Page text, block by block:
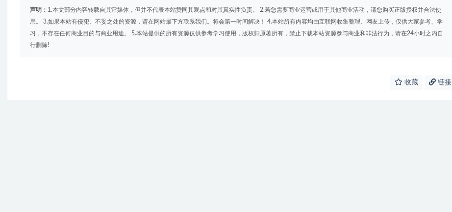
声明： 1.本文部分内容转载自其它媒体，但并不代表本站赞同其观点和对其真实性负责。 2.若您需要商业运营或用于其他商业活动，请您购买正版授权并合法使
用。 3.如果本站有侵犯、不妥之处的资源，请在网站最下方联系我们。将会第一时间解决！ 4.本站所有内容均由互联网收集整理、网友上传，仅供大家参考、学
习，不存在任何商业目的与商业用途。 5.本站提供的所有资源仅供参考学习使用，版权归原著所有，禁止下载本站资源参与商业和非法行为，请在24小时之内自
行删除!
收藏 链接